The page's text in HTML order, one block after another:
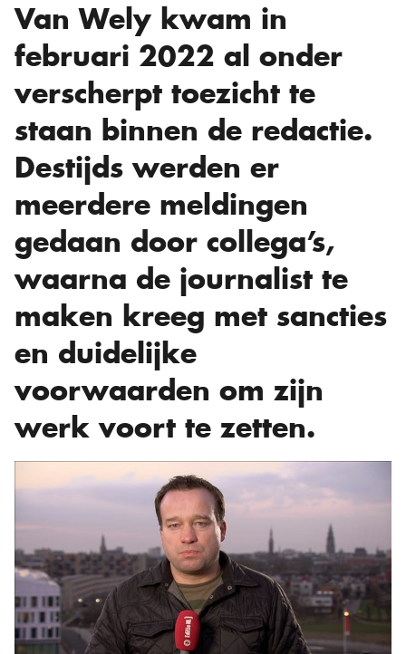
Van Wely kwam in
februari 2022 al onder
verscherpt toezicht te
staan binnen de redactie.
Destijds werden er
meerdere meldingen
gedaan door collega’s,
waarna de journalist te
maken kreeg met sancties
en duidelijke
voorwaarden om zijn
werk voort te zetten.